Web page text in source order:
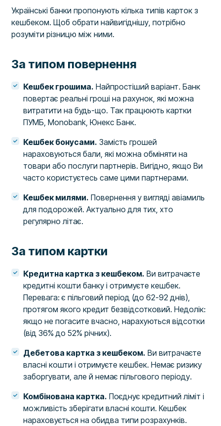
Українські банки пропонують кілька типів карток з
кешбеком. Щоб обрати найвигіднішу, потрібно
розуміти різницю між ними.
За типом повернення
Кешбек грошима. Найпростіший варіант. Банк
повертає реальні гроші на рахунок, які можна
витратити на будь-що. Так працюють картки
ПУМБ, Monobank, Юнекс Банк.
Кешбек бонусами. Замість грошей
нараховуються бали, які можна обміняти на
товари або послуги партнерів. Вигідно, якщо Ви
часто користуєтесь саме цими партнерами.
Кешбек милями. Повернення у вигляді авіамиль
для подорожей. Актуально для тих, хто
регулярно літає.
За типом картки
Кредитна картка з кешбеком. Ви витрачаєте
кредитні кошти банку і отримуєте кешбек.
Перевага: є пільговий період (до 62-92 днів),
протягом якого кредит безвідсотковий. Недолік:
якщо не погасите вчасно, нарахуються відсотки
(від 36% до 52% річних).
Дебетова картка з кешбеком. Ви витрачаєте
власні кошти і отримуєте кешбек. Немає ризику
заборгувати, але й немає пільгового періоду.
Комбінована картка. Поєднує кредитний ліміт і
можливість зберігати власні кошти. Кешбек
нараховується на обидва типи розрахунків.